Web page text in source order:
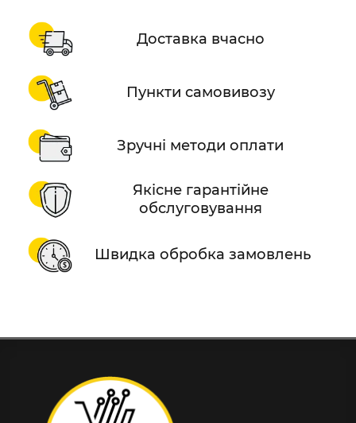
Доставка вчасно
Пункти самовивозу
Зручні методи оплати
Якісне гарантійне
обслуговування
Швидка обробка замовлень